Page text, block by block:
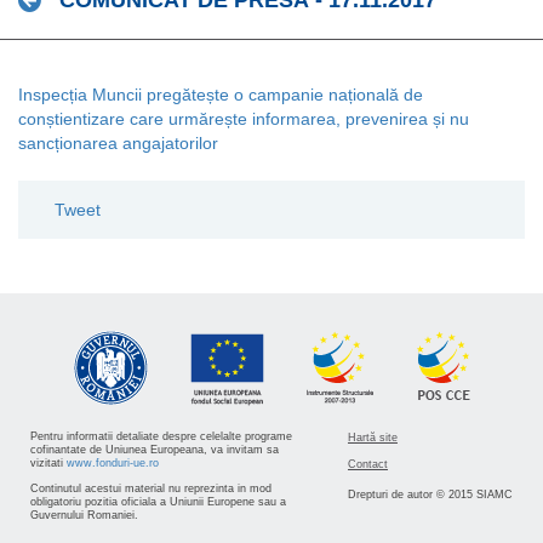
Inspecția Muncii pregătește o campanie națională de
conștientizare care urmărește informarea, prevenirea și nu
sancționarea angajatorilor
Tweet
Pentru informatii detaliate despre celelalte programe
cofinantate de Uniunea Europeana, va invitam sa
vizitati www.fonduri-ue.ro
Continutul acestui material nu reprezinta in mod
obligatoriu pozitia oficiala a Uniunii Europene sau a
Guvernului Romaniei.
Hartă site
Contact
Drepturi de autor © 2015 SIAMC